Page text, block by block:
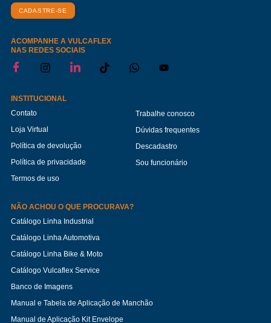
CADASTRE-SE
ACOMPANHE A VULCAFLEX
NAS REDES SOCIAIS
INSTITUCIONAL
Contato
Loja Virtual
Política de devolução
Política de privacidade
Termos de uso
Trabalhe conosco
Dúvidas frequentes
Descadastro
Sou funcionário
NÃO ACHOU O QUE PROCURAVA?
Catálogo Linha Industrial
Catálogo Linha Automotiva
Catálogo Linha Bike & Moto
Catálogo Vulcaflex Service
Banco de Imagens
Manual e Tabela de Aplicação de Manchão
Manual de Aplicação Kit Envelope